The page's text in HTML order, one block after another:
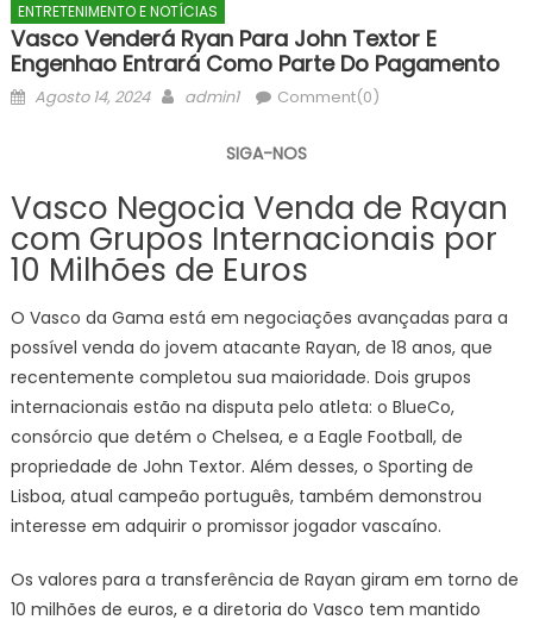
ENTRETENIMENTO E NOTÍCIAS
Vasco Venderá Ryan Para John Textor E
Engenhao Entrará Como Parte Do Pagamento
Posted
Agosto 14, 2024 Author
admin1 Comment(0)
SIGA-NOS
Vasco Negocia Venda de Rayan
com Grupos Internacionais por
10 Milhões de Euros
O Vasco da Gama está em negociações avançadas para a
possível venda do jovem atacante Rayan, de 18 anos, que
recentemente completou sua maioridade. Dois grupos
internacionais estão na disputa pelo atleta: o BlueCo,
consórcio que detém o Chelsea, e a Eagle Football, de
propriedade de John Textor. Além desses, o Sporting de
Lisboa, atual campeão português, também demonstrou
interesse em adquirir o promissor jogador vascaíno.
Os valores para a transferência de Rayan giram em torno de
10 milhões de euros, e a diretoria do Vasco tem mantido